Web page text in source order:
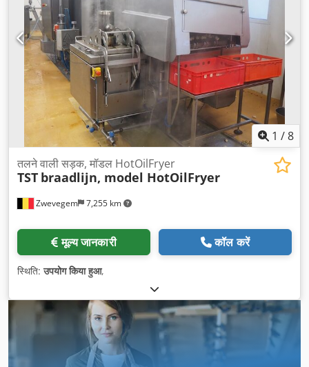
1 /8
Zwevegem 7,255 km
तलने वाली सड़क, मॉडल HotOilFryer
TST braadlijn, model HotOilFryer
मूल्य जानकारी कॉल करें
स्थिति:उपयोग किया हुआ,